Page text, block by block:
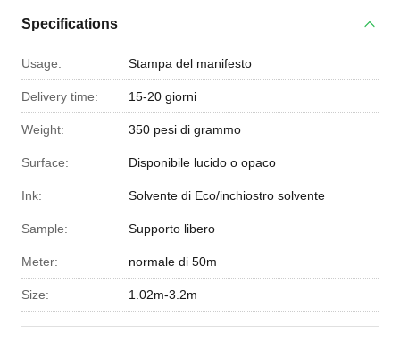
Specifications
Usage: Stampa del manifesto
Delivery time: 15-20 giorni
Weight: 350 pesi di grammo
Surface: Disponibile lucido o opaco
Ink: Solvente di Eco/inchiostro solvente
Sample: Supporto libero
Meter: normale di 50m
Size: 1.02m-3.2m